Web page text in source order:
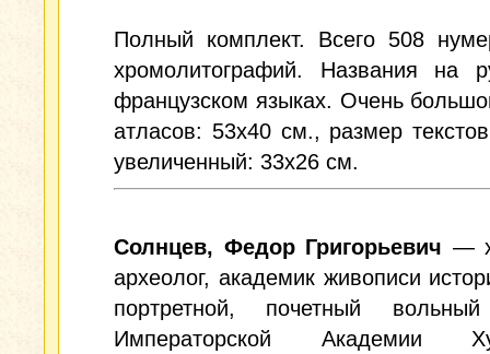
Полный комплект. Всего 508
хромолитографий. Названия на
французском языках. Очень
атласов: 53x40 см., размер
увеличенный: 33х26 см.
Солнцев, Федор Григорьевич —
археолог, академик живописи
портретной, почетный
Императорской Академии